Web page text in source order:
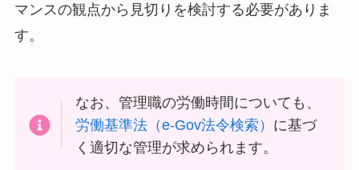
マンスの観点から見切りを検討する必要がありま
す。
なお、管理職の労働時間についても、
労働基準法（e-Gov法令検索） に基づ
く適切な管理が求められます。